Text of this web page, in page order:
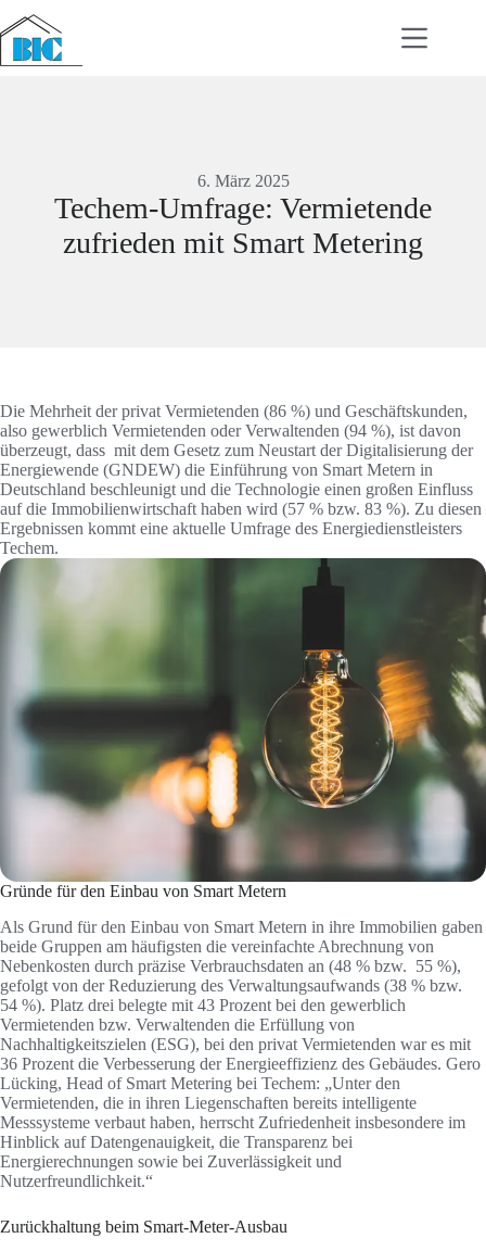
Inhalt
springen
6. März 2025
Techem-Umfrage: Vermietende
zufrieden mit Smart Metering
Die Mehrheit der privat Vermietenden (86 %) und Geschäftskunden,
also gewerblich Vermietenden oder Verwaltenden (94 %), ist davon
überzeugt, dass mit dem Gesetz zum Neustart der Digitalisierung der
Energiewende (GNDEW) die Einführung von Smart Metern in
Deutschland beschleunigt und die Technologie einen großen Einfluss
auf die Immobilienwirtschaft haben wird (57 % bzw. 83 %). Zu diesen
Ergebnissen kommt eine aktuelle Umfrage des Energiedienstleisters
Techem.
Gründe für den Einbau von Smart Metern
Als Grund für den Einbau von Smart Metern in ihre Immobilien gaben
beide Gruppen am häufigsten die vereinfachte Abrechnung von
Nebenkosten durch präzise Verbrauchsdaten an (48 % bzw. 55 %),
gefolgt von der Reduzierung des Verwaltungsaufwands (38 % bzw.
54 %). Platz drei belegte mit 43 Prozent bei den gewerblich
Vermietenden bzw. Verwaltenden die Erfüllung von
Nachhaltigkeitszielen (ESG), bei den privat Vermietenden war es mit
36 Prozent die Verbesserung der Energieeffizienz des Gebäudes. Gero
Lücking, Head of Smart Metering bei Techem: „Unter den
Vermietenden, die in ihren Liegenschaften bereits intelligente
Messsysteme verbaut haben, herrscht Zufriedenheit insbesondere im
Hinblick auf Datengenauigkeit, die Transparenz bei
Energierechnungen sowie bei Zuverlässigkeit und
Nutzerfreundlichkeit.“
Zurückhaltung beim Smart-Meter-Ausbau